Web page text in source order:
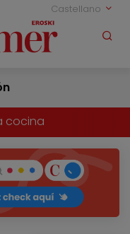
Castellano
cocina